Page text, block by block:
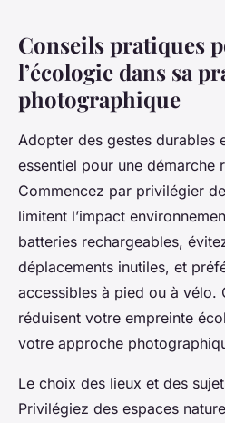
Conseils pratiques
l’écologie dans sa
photographique
Adopter des gestes durables
essentiel pour une démarche
Commencez par privilégier
limitent l’impact
batteries rechargeables,
déplacements inutiles, et
accessibles à pied ou à vélo.
réduisent votre empreinte
votre approche
Le choix des lieux et des
Privilégiez des espaces